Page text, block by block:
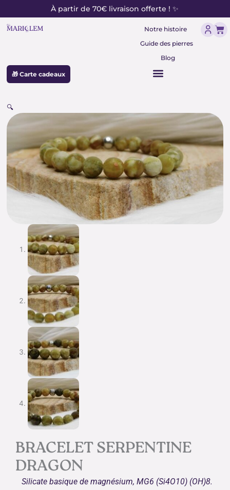
au
contenu
À partir de 70€ livraison offerte ! ✨
Notre histoire
Guide des pierres
Blog
🎁 Carte cadeaux
🔍
BRACELET SERPENTINE
DRAGON
Silicate basique de magnésium, MG6 (Si4O10) (OH)8.